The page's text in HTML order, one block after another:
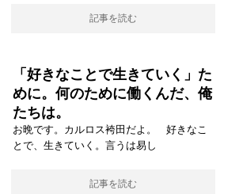
記事を読む
「好きなことで生きていく」た
めに。何のために働くんだ、俺
たちは。
お晩です。カルロス袴田だよ。 好きなこ
とで、生きていく。言うは易し
記事を読む